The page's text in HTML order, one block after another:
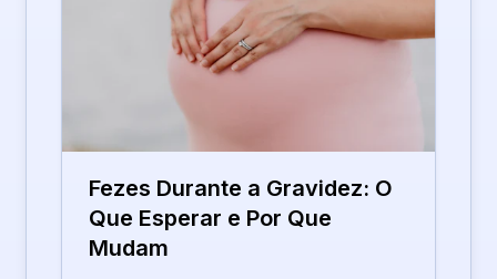
Fezes Durante a Gravidez: O
Que Esperar e Por Que
Mudam